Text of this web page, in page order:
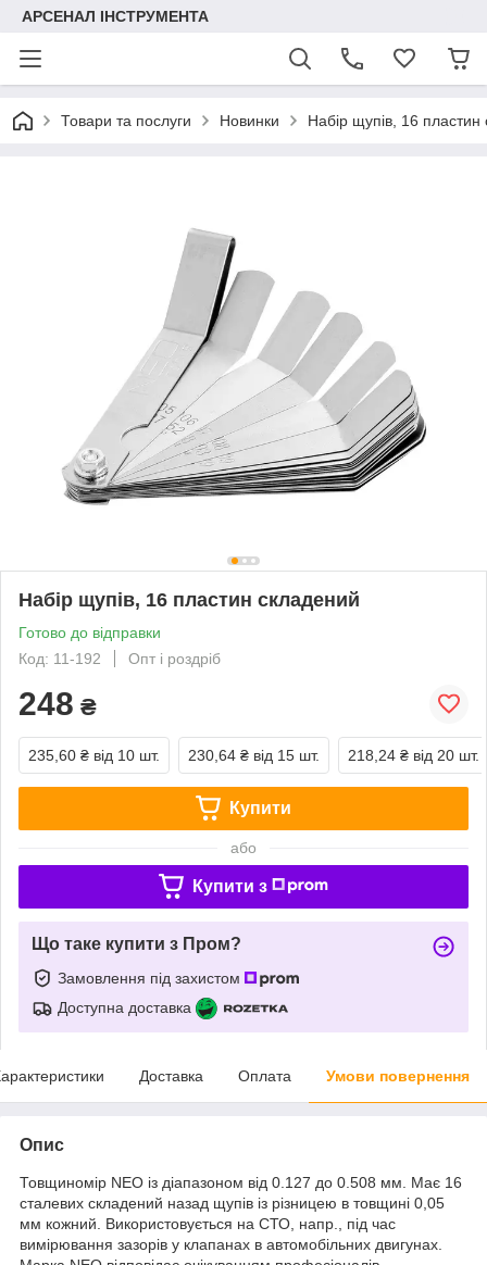
АРСЕНАЛ ІНСТРУМЕНТА
Товари та послуги Новинки Набір щупів, 16 пластин
Набір щупів, 16 пластин складений
Готово до відправки
Код: 11-192
Опт і роздріб
248 ₴
235,60 ₴ від 10 шт. 230,64 ₴ від 15 шт. 218,24 ₴ від 20 шт.
Купити
або
Купити з
Що таке купити з Пром?
Замовлення під захистом
Доступна доставка
Доставка Оплата Умови повернення
Опис
Товщиномір NEO із діапазоном від 0.127 до 0.508 мм. Має 16
сталевих складений назад щупів із різницею в товщині 0,05
мм кожний. Використовується на СТО, напр., під час
вимірювання зазорів у клапанах в автомобільних двигунах.